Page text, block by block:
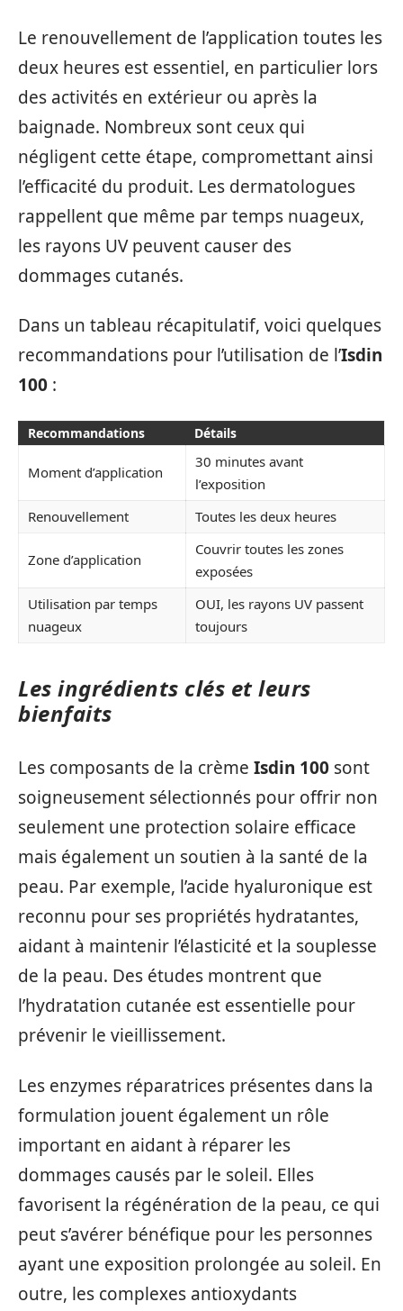
Le renouvellement de l’application toutes les
deux heures est essentiel, en particulier lors
des activités en extérieur ou après la
baignade. Nombreux sont ceux qui
négligent cette étape, compromettant ainsi
l’efficacité du produit. Les dermatologues
rappellent que même par temps nuageux,
les rayons UV peuvent causer des
dommages cutanés.
Dans un tableau récapitulatif, voici quelques
recommandations pour l’utilisation de l’Isdin
100 :
Recommandations Détails
Moment d’application
30 minutes avant
l’exposition
Renouvellement
Toutes les deux heures
Zone d’application
Couvrir toutes les zones
exposées
Utilisation par temps
nuageux
OUI, les rayons UV passent
toujours
Les ingrédients clés et leurs
bienfaits
Les composants de la crème Isdin 100 sont
soigneusement sélectionnés pour offrir non
seulement une protection solaire efficace
mais également un soutien à la santé de la
peau. Par exemple, l’acide hyaluronique est
reconnu pour ses propriétés hydratantes,
aidant à maintenir l’élasticité et la souplesse
de la peau. Des études montrent que
l’hydratation cutanée est essentielle pour
prévenir le vieillissement.
Les enzymes réparatrices présentes dans la
formulation jouent également un rôle
important en aidant à réparer les
dommages causés par le soleil. Elles
favorisent la régénération de la peau, ce qui
peut s’avérer bénéfique pour les personnes
ayant une exposition prolongée au soleil. En
outre, les complexes antioxydants